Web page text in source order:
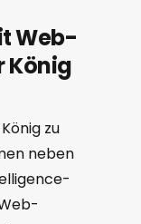
Web-
König
zu
neben